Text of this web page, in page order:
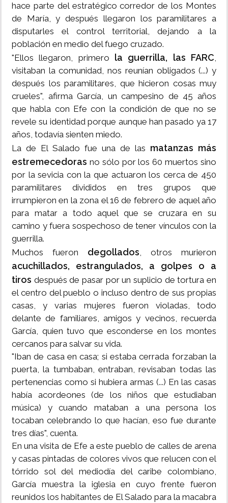
hace parte del estratégico corredor de los Montes
de María, y después llegaron los paramilitares a
disputarles el control territorial, dejando a la
población en medio del fuego cruzado.
"Ellos llegaron, primero la guerrilla, las FARC,
visitaban la comunidad, nos reunían obligados (...) y
después los paramilitares, que hicieron cosas muy
crueles", afirma García, un campesino de 45 años
que habla con Efe con la condición de que no se
revele su identidad porque aunque han pasado ya 17
años, todavía sienten miedo.
La de El Salado fue una de las matanzas más
estremecedoras no sólo por los 60 muertos sino
por la sevicia con la que actuaron los cerca de 450
paramilitares divididos en tres grupos que
irrumpieron en la zona el 16 de febrero de aquel año
para matar a todo aquel que se cruzara en su
camino y fuera sospechoso de tener vínculos con la
guerrilla.
Muchos fueron degollados, otros murieron
acuchillados, estrangulados, a golpes o a
tiros después de pasar por un suplicio de tortura en
el centro del pueblo o incluso dentro de sus propias
casas, y varias mujeres fueron violadas, todo
delante de familiares, amigos y vecinos, recuerda
García, quien tuvo que esconderse en los montes
cercanos para salvar su vida.
"Iban de casa en casa; si estaba cerrada forzaban la
puerta, la tumbaban, entraban, revisaban todas las
pertenencias como si hubiera armas (...) En las casas
había acordeones (de los niños que estudiaban
música) y cuando mataban a una persona los
tocaban celebrando lo que hacían, eso fue durante
tres días", cuenta.
En una visita de Efe a este pueblo de calles de arena
y casas pintadas de colores vivos que relucen con el
tórrido sol del mediodía del caribe colombiano,
García muestra la iglesia en cuyo frente fueron
reunidos los habitantes de El Salado para la macabra